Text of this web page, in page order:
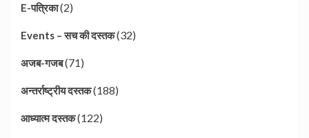
E-पत्रिका(2)
Events – सच की दस्तक(32)
अजब-गजब(71)
अन्तर्राष्ट्रीय दस्तक(188)
आध्यात्म दस्तक(122)